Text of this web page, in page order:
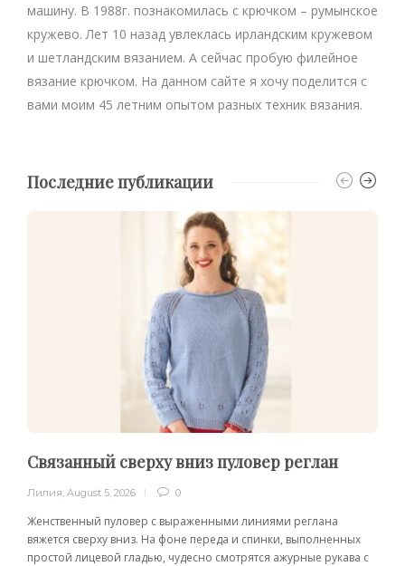
машину. В 1988г. познакомилась с крючком – румынское
кружево. Лет 10 назад увлеклась ирландским кружевом
и шетландским вязанием. А сейчас пробую филейное
вязание крючком. На данном сайте я хочу поделится с
вами моим 45 летним опытом разных техник вязания.
Последние публикации
Связанный сверху вниз пуловер реглан
Лилия August 5, 2026 0
Женственный пуловер с выраженными линиями реглана
вяжется сверху вниз. На фоне переда и спинки, выполненных
простой лицевой гладью, чудесно смотрятся ажурные рукава с